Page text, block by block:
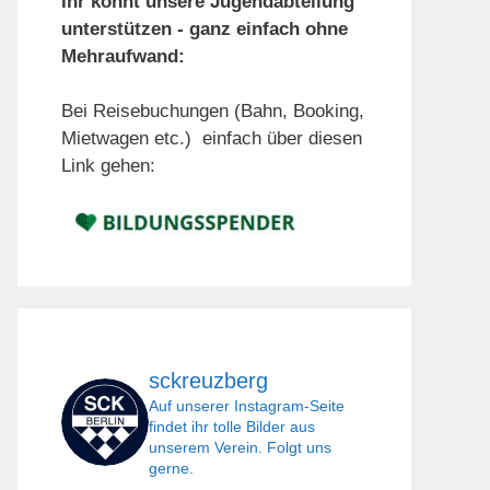
unterstützen - ganz einfach ohne
Mehraufwand:
Bei Reisebuchungen (Bahn, Booking,
Mietwagen etc.) einfach über diesen
Link gehen:
sckreuzberg
Auf unserer Instagram-Seite
findet ihr tolle Bilder aus
unserem Verein. Folgt uns
gerne.